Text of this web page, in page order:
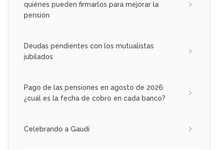
quiénes pueden firmarlos para mejorar la
pensión
Deudas pendientes con los mutualistas
jubilados
Pago de las pensiones en agosto de 2026:
¿cuál es la fecha de cobro en cada banco?
Celebrando a Gaudí